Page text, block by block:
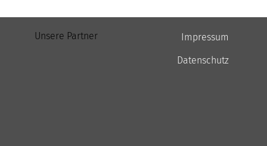
Unsere Partner Impressum
Datenschutz